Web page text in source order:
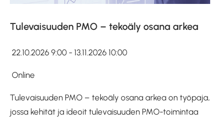
Tulevaisuuden PMO – tekoäly osana arkea
22.10.2026 9:00 - 13.11.2026 10:00
Online
Tulevaisuuden PMO – tekoäly osana arkea on työpaja,
jossa kehität ja ideoit tulevaisuuden PMO-toimintaa